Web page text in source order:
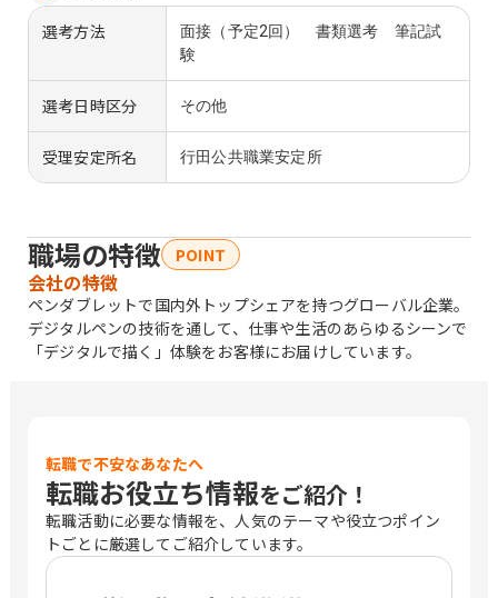
選考方法
面接（予定2回） 書類選考 筆記試
験
選考日時区分 その他
受理安定所名 行田公共職業安定所
職場の特徴 POINT
会社の特徴
ペンダブレットで国内外トップシェアを持つグローバル企業。
デジタルペンの技術を通して、仕事や生活のあらゆるシーンで
「デジタルで描く」体験をお客様にお届けしています。
転職で不安なあなたへ
転職お役立ち情報をご紹介！
転職活動に必要な情報を、人気のテーマや役立つポイン
トごとに厳選してご紹介しています。